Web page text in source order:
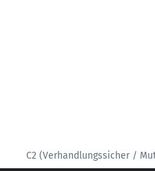
C2 (Verhandlungssicher /